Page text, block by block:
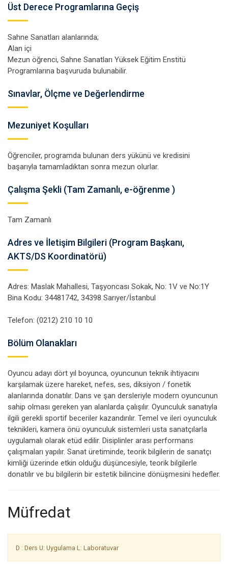
Üst Derece Programlarına Geçiş
Sahne Sanatları alanlarında;
Alan içi
Mezun öğrenci, Sahne Sanatları Yüksek Eğitim Enstitü
Programlarına başvuruda bulunabilir.
Sınavlar, Ölçme ve Değerlendirme
Mezuniyet Koşulları
Öğrenciler, programda bulunan ders yükünü ve kredisini
başarıyla tamamladıktan sonra mezun olurlar.
Çalışma Şekli (Tam Zamanlı, e-öğrenme )
Tam Zamanlı
Adres ve İletişim Bilgileri (Program Başkanı,
AKTS/DS Koordinatörü)
Adres: Maslak Mahallesi, Taşyoncası Sokak, No: 1V ve No:1Y
Bina Kodu: 34481742, 34398 Sarıyer/İstanbul
Telefon: (0212) 210 10 10
Bölüm Olanakları
Oyuncu adayı dört yıl boyunca, oyuncunun teknik ihtiyacını
karşılamak üzere hareket, nefes, ses, diksiyon / fonetik
alanlarında donatılır. Dans ve şan dersleriyle modern oyuncunun
sahip olması gereken yan alanlarda çalışılır. Oyunculuk sanatıyla
ilgili gerekli sportif beceriler kazandırılır. Temel ve ileri oyunculuk
teknikleri, kamera önü oyunculuk sistemleri usta sanatçılarla
uygulamalı olarak etüd edilir. Disiplinler arası performans
çalışmaları yapılır. Sanat üretiminde, teorik bilgilerin de sanatçı
kimliği üzerinde etkin olduğu düşüncesiyle, teorik bilgilerle
donatılır ve bu bilgilerin bir estetik bilincine dönüşmesini hedefler.
Müfredat
D : Ders U: Uygulama L: Laboratuvar